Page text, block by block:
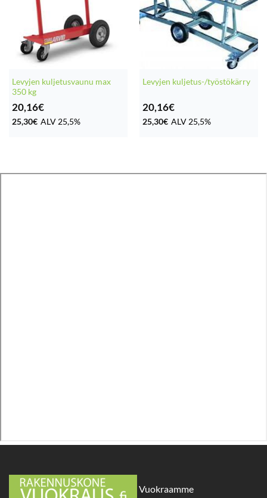
Levyjen kuljetusvaunu max
350 kg
20,16€
25,30€ ALV 25,5%
Levyjen kuljetus-/työstökärry
20,16€
25,30€ ALV 25,5%
Vuokraamme